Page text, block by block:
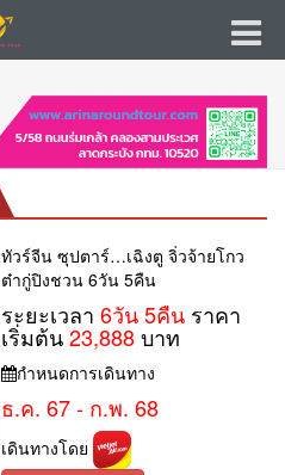
ทัวร์จีน ซุปตาร์…เฉิงตู จิ่วจ้ายโกว
ต๋ากู่ปิงชวน 6วัน 5คืน
ระยะเวลา6วัน 5คืน ราคา
เริ่มต้น23,888บาท
กำหนดการเดินทาง
ธ.ค. 67 - ก.พ. 68
เดินทางโดย